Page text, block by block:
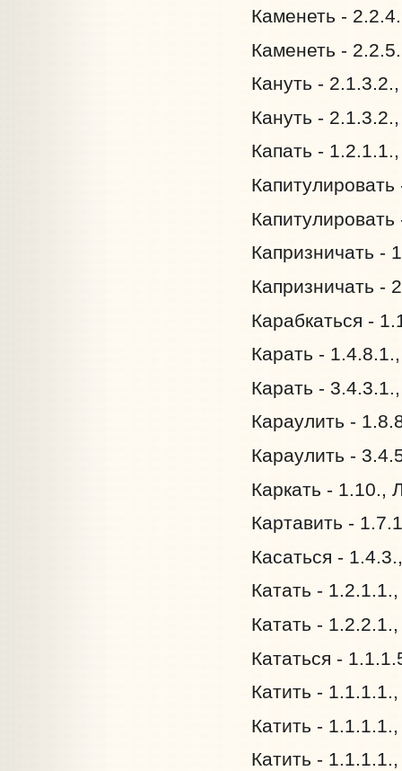
Каменеть -
Каменеть -
Кануть -
Кануть -
Капать -
Капризничать -
Капризничать -
Карабкаться -
Карать -
Карать -
Караулить -
Караулить -
Каркать - 1.10.,
Картавить -
Касаться -
Катать -
Катать -
Кататься -
Катить -
Катить -
Катить -